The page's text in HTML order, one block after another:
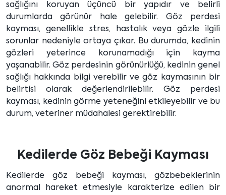
sağlığını koruyan üçüncü bir yapıdır ve belirli
durumlarda görünür hale gelebilir. Göz perdesi
kayması, genellikle stres, hastalık veya gözle ilgili
sorunlar nedeniyle ortaya çıkar. Bu durumda, kedinin
gözleri yeterince korunamadığı için kayma
yaşanabilir. Göz perdesinin görünürlüğü, kedinin genel
sağlığı hakkında bilgi verebilir ve göz kaymasının bir
belirtisi olarak değerlendirilebilir. Göz perdesi
kayması, kedinin görme yeteneğini etkileyebilir ve bu
durum, veteriner müdahalesi gerektirebilir.
Kedilerde Göz Bebeği Kayması
Kedilerde göz bebeği kayması, gözbebeklerinin
anormal hareket etmesiyle karakterize edilen bir